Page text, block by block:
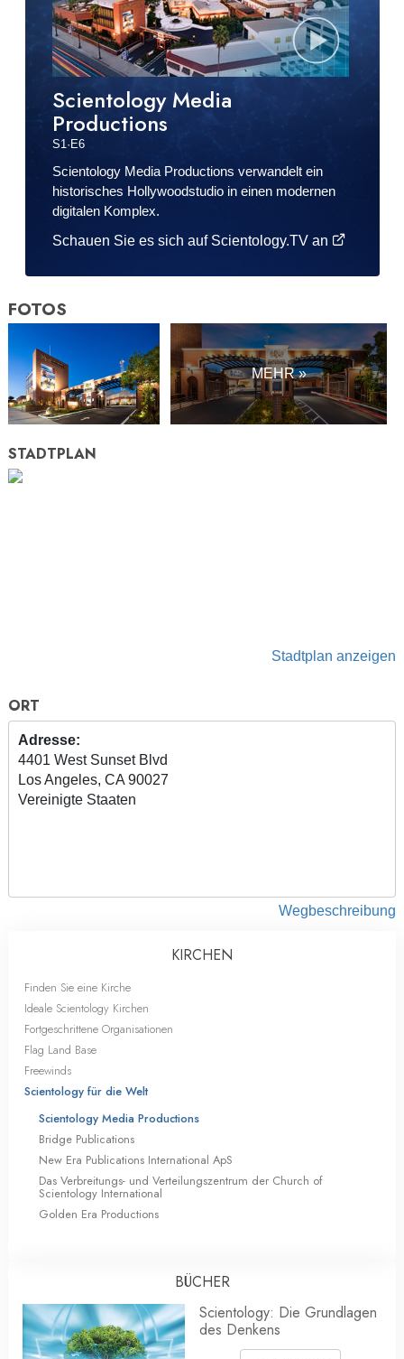
Scientology Media
Productions
S1 ·E6
Scientology Media Productions verwandelt ein
historisches Hollywoodstudio in einen modernen
digitalen Komplex.
Schauen Sie es sich auf Scientology.TV an
FOTOS
MEHR »
STADTPLAN
Stadtplan anzeigen
ORT
Adresse:
4401 West Sunset Blvd
Los Angeles, CA 90027
Vereinigte Staaten
Wegbeschreibung
KIRCHEN
Finden Sie eine Kirche
Ideale Scientology Kirchen
Fortgeschrittene Organisationen
Flag Land Base
Freewinds
Scientology für die Welt
Scientology Media Productions
Bridge Publications
New Era Publications International ApS
Das Verbreitungs- und Verteilungszentrum der Church of
Scientology International
Golden Era Productions
BÜCHER
Scientology: Die Grundlagen
des Denkens